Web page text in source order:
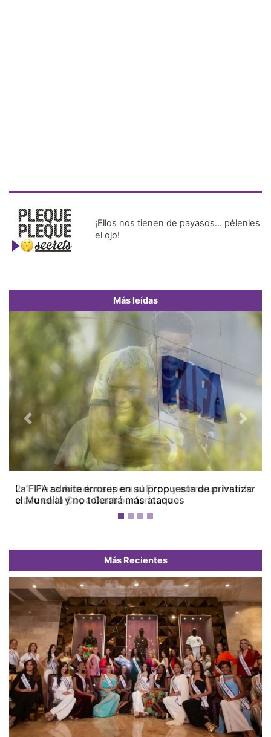
¡Ellos nos tienen de payasos… pélenles
el ojo!
Más leídas
La FIFA admite errores en su propuesta de privatizar
el Mundial y no tolerará más ataques
Previous Next
Más Recientes